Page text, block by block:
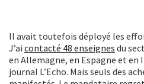
Il avait toutefois déployé les
J’ai contacté 48 enseignes du
en Allemagne, en Espagne et en
journal L’Echo. Mais seuls des